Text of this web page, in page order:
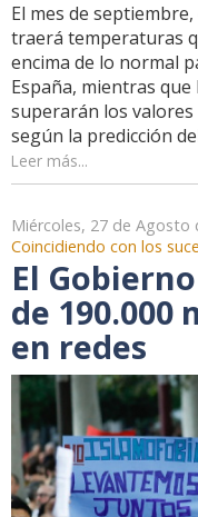
El mes de
traerá temperaturas
encima de lo normal
España, mientras
superarán los
según la predicción
Leer más...
Miércoles, 27 de Agosto
Coincidiendo con los
El
de 190.000
en redes